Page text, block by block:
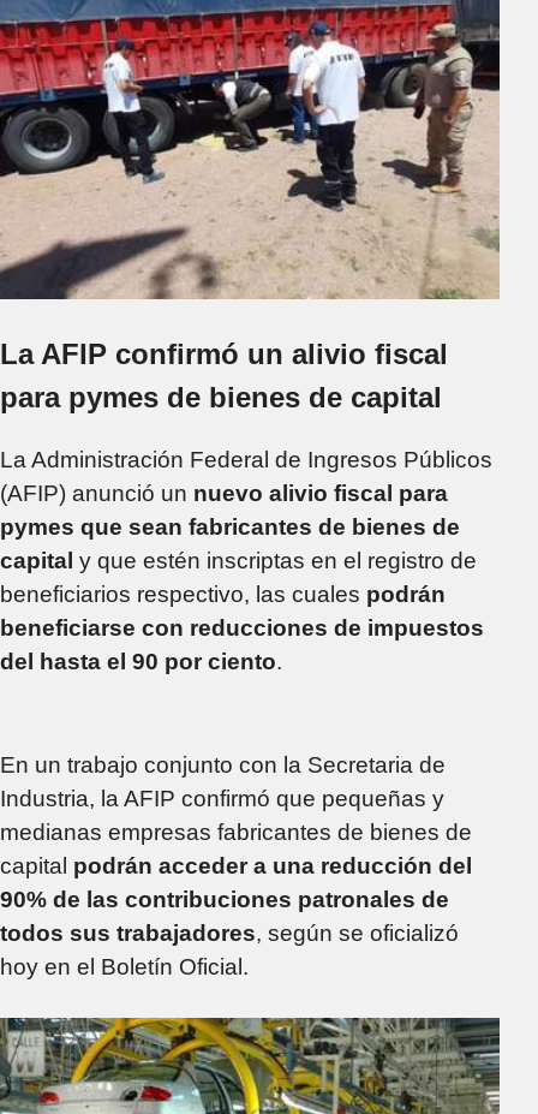
La AFIP confirmó un alivio fiscal
para pymes de bienes de capital
La Administración Federal de Ingresos Públicos
(AFIP) anunció un nuevo alivio fiscal para
pymes que sean fabricantes de bienes de
capital y que estén inscriptas en el registro de
beneficiarios respectivo, las cuales podrán
beneficiarse con reducciones de impuestos
del hasta el 90 por ciento.
En un trabajo conjunto con la Secretaria de
Industria, la AFIP confirmó que pequeñas y
medianas empresas fabricantes de bienes de
capital podrán acceder a una reducción del
90% de las contribuciones patronales de
todos sus trabajadores, según se oficializó
hoy en el Boletín Oficial.